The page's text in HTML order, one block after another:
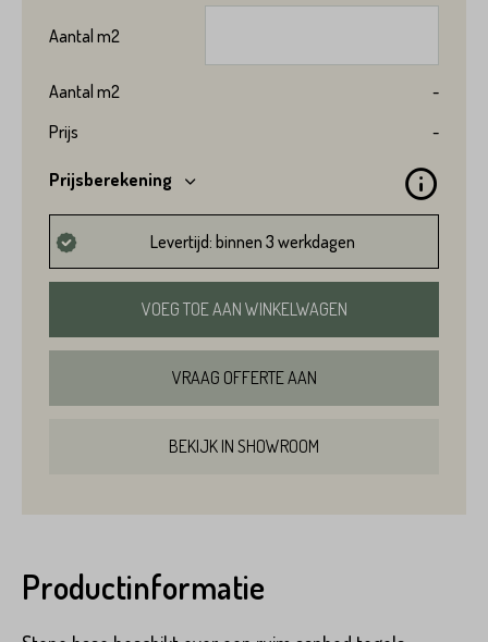
Aantal m2
Aantal m2
-
Prijs
-
Prijsberekening
Levertijd: binnen 3 werkdagen
VOEG TOE AAN WINKELWAGEN
VRAAG OFFERTE AAN
BEKIJK IN SHOWROOM
Productinformatie
Hoeveelm2heeft u nodig?*
Achternaam*
Voornaam*